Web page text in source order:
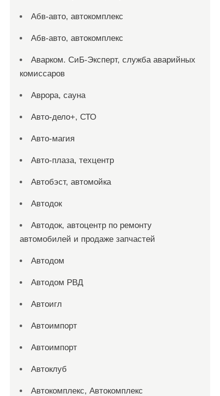
Абв-авто, автокомплекс
Абв-авто, автокомплекс
Аварком. СиБ-Эксперт, служба аварийных
комиссаров
Аврора, сауна
Авто-дело+, СТО
Авто-магия
Авто-плаза, техцентр
Автобэст, автомойка
Автодок
Автодок, автоцентр по ремонту
автомобилей и продаже запчастей
Автодом
Автодом РВД
Автоигл
Автоимпорт
Автоимпорт
Автоклуб
Автокомплекс, Автокомплекс